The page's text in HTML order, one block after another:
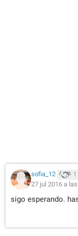
sofia_12 1
27 jul 2016 a
sigo esperando.